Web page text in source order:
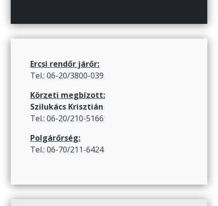
Ercsi rendőr járőr:
Tel.: 06-20/3800-039
Körzeti megbízott:
Szilukács Krisztián
Tel.: 06-20/210-5166
Polgárőrség:
Tel.: 06-70/211-6424